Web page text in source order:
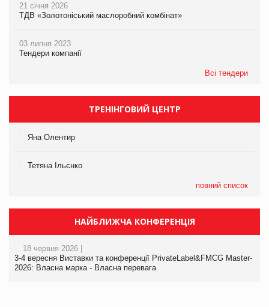
21 січня 2026
ТДВ «Золотоніський маслоробний комбінат»
03 липня 2023
Тендери компанії
Всі тендери
ТРЕНІНГОВИЙ ЦЕНТР
Яна Олентир
Тетяна Ільєнко
повний список
НАЙБЛИЖЧА КОНФЕРЕНЦІЯ
18 червня 2026 |
3-4 вересня Виставки та конференції PrivateLabel&FMCG Master-
2026: Власна марка - Власна перевага